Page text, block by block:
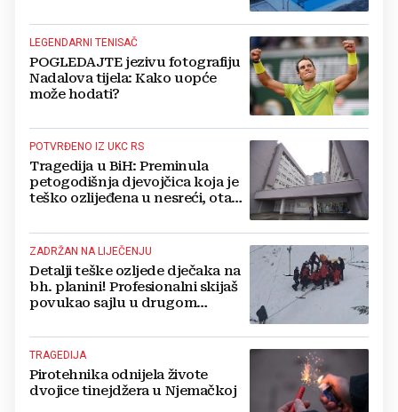
LEGENDARNI TENISAČ
POGLEDAJTE jezivu fotografiju
Nadalova tijela: Kako uopće
može hodati?
POTVRĐENO IZ UKC RS
Tragedija u BiH: Preminula
petogodišnja djevojčica koja je
teško ozlijeđena u nesreći, otac
ZADRŽAN NA LIJEČENJU
Detalji teške ozljede dječaka na
bh. planini! Profesionalni skijaš
povukao sajlu u drugom
TRAGEDIJA
Pirotehnika odnijela živote
dvojice tinejdžera u Njemačkoj